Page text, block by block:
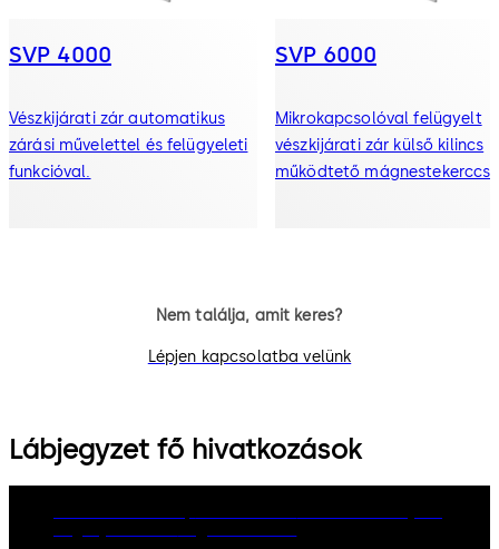
SVP 4000
Vészkijárati zár automatikus
zárási művelettel és felügyeleti
funkcióval.
SVP 6000
Mikrokapcsolóval felügyelt
vészkijárati zár külső kilincs
működtető
Nem találja, amit keres?
Lépjen kapcsolatba velünk
Lábjegyzet fő hivatkozások